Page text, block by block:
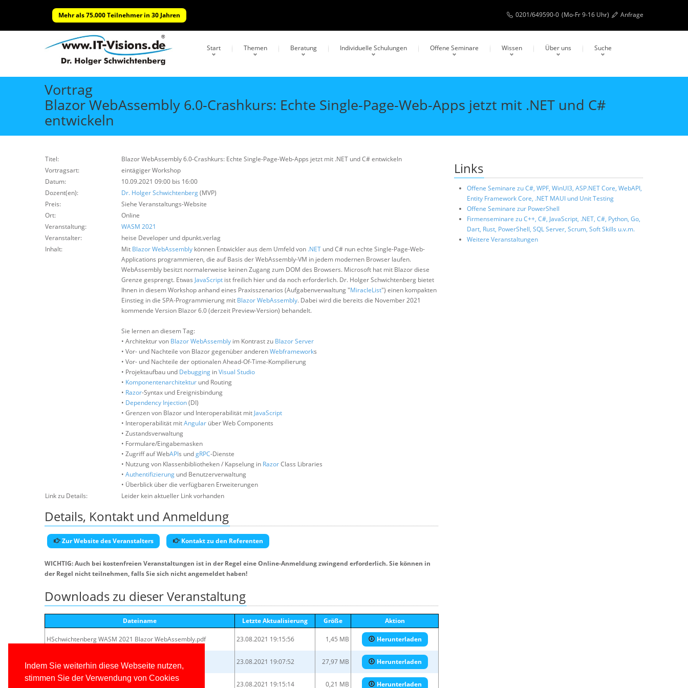
Indem Sie weiterhin diese Webseite nutzen,
stimmen Sie der Verwendung von Cookies
Mehr als 75.000 Teilnehmer in 30 Jahren 0201/649590-0 (Mo-Fr 9-16 Uhr) Anfrage
Start Themen Beratung Individuelle Schulungen Offene Seminare Wissen Über uns Suche
Vortrag
Blazor WebAssembly 6.0-Crashkurs: Echte Single-Page-Web-Apps jetzt mit .NET und C#
entwickeln
Titel:
Blazor WebAssembly 6.0-Crashkurs: Echte Single-Page-Web-Apps jetzt mit .NET und C# entwickeln
Vortragsart:
eintägiger Workshop
Datum:
10.09.2021 09:00 bis 16:00
Dozent(en):
Dr. Holger Schwichtenberg(MVP)
Preis:
Siehe Veranstaltungs-Website
Ort:
Online
Veranstaltung:
WASM 2021
Veranstalter:
heise Developer und dpunkt.verlag
Inhalt:
Mit Blazor WebAssembly können Entwickler aus dem Umfeld von .NET und C# nun echte Single-Page-Web-
Applications programmieren, die auf Basis der WebAssembly-VM in jedem modernen Browser laufen.
WebAssembly besitzt normalerweise keinen Zugang zum DOM des Browsers. Microsoft hat mit Blazor diese
Grenze gesprengt. Etwas JavaScript ist freilich hier und da noch erforderlich. Dr. Holger Schwichtenberg bietet
Ihnen in diesem Workshop anhand eines Praxisszenarios (Aufgabenverwaltung "MiracleList") einen kompakten
Einstieg in die SPA-Programmierung mit Blazor WebAssembly. Dabei wird die bereits die November 2021
kommende Version Blazor 6.0 (derzeit Preview-Version) behandelt.
Sie lernen an diesem Tag:
• Architektur von Blazor WebAssembly im Kontrast zu Blazor Server
• Vor- und Nachteile von Blazor gegenüber anderenWebframeworks
• Vor- und Nachteile der optionalen Ahead-Of-Time-Kompilierung
• Projektaufbau und Debugging inVisual Studio
• Komponentenarchitektur und Routing
• Razor-Syntax und Ereignisbindung
• Dependency Injection(DI)
• Grenzen von Blazor und Interoperabilität mit JavaScript
• Interoperabilität mitAngular über Web Components
• Zustandsverwaltung
• Formulare/Eingabemasken
• Zugriff auf WebAPIs undgRPC-Dienste
• Nutzung von Klassenbibliotheken / Kapselung in RazorClass Libraries
• Authentifizierung und Benutzerverwaltung
• Überblick über die verfügbaren Erweiterungen
Link zu Details:
Leider kein aktueller Link vorhanden
Details, Kontakt und Anmeldung
Zur Website des Veranstalters Kontakt zu den Referenten
WICHTIG: Auch bei kostenfreien Veranstaltungen ist in der Regel eine Online-Anmeldung zwingend erforderlich. Sie können in
der Regel nicht teilnehmen, falls Sie sich nicht angemeldet haben!
Downloads zu dieser Veranstaltung
Dateiname Letzte Aktualisierung Größe Aktion
HSchwichtenberg WASM 2021 Blazor WebAssembly.pdf 23.08.2021 19:15:56 1,45 MB Herunterladen
HSchwichtenberg_Blazor50-Buch_Beispiele_v3.21.0.zip 23.08.2021 19:07:52 27,97 MB Herunterladen
www.IT-Visions.de_CheatSheet_Blazor.pdf 23.08.2021 19:15:14 0,21 MB Herunterladen
Links
Offene Seminare zu C#, WPF, WinUI3, ASP.NET Core, WebAPI,
Entity Framework Core, .NET MAUI und Unit Testing
Offene Seminare zur PowerShell
Firmenseminare zu C++, C#, JavaScript, .NET, C#, Python, Go,
Dart, Rust, PowerShell, SQL Server, Scrum, Soft Skills u.v.m.
Weitere Veranstaltungen